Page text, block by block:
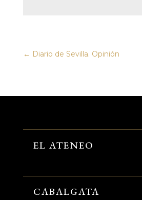
← Diario de Sevilla. Opinión
EL ATENEO
CABALGATA